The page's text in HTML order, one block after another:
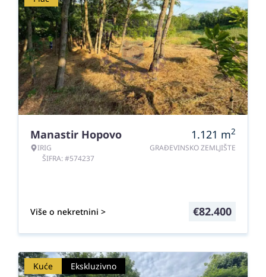
Manastir Hopovo
IRIG
ŠIFRA: #574237
1.121 m2
GRAĐEVINSKO ZEMLJIŠTE
Više o nekretnini > €82.400
Kuće Ekskluzivno